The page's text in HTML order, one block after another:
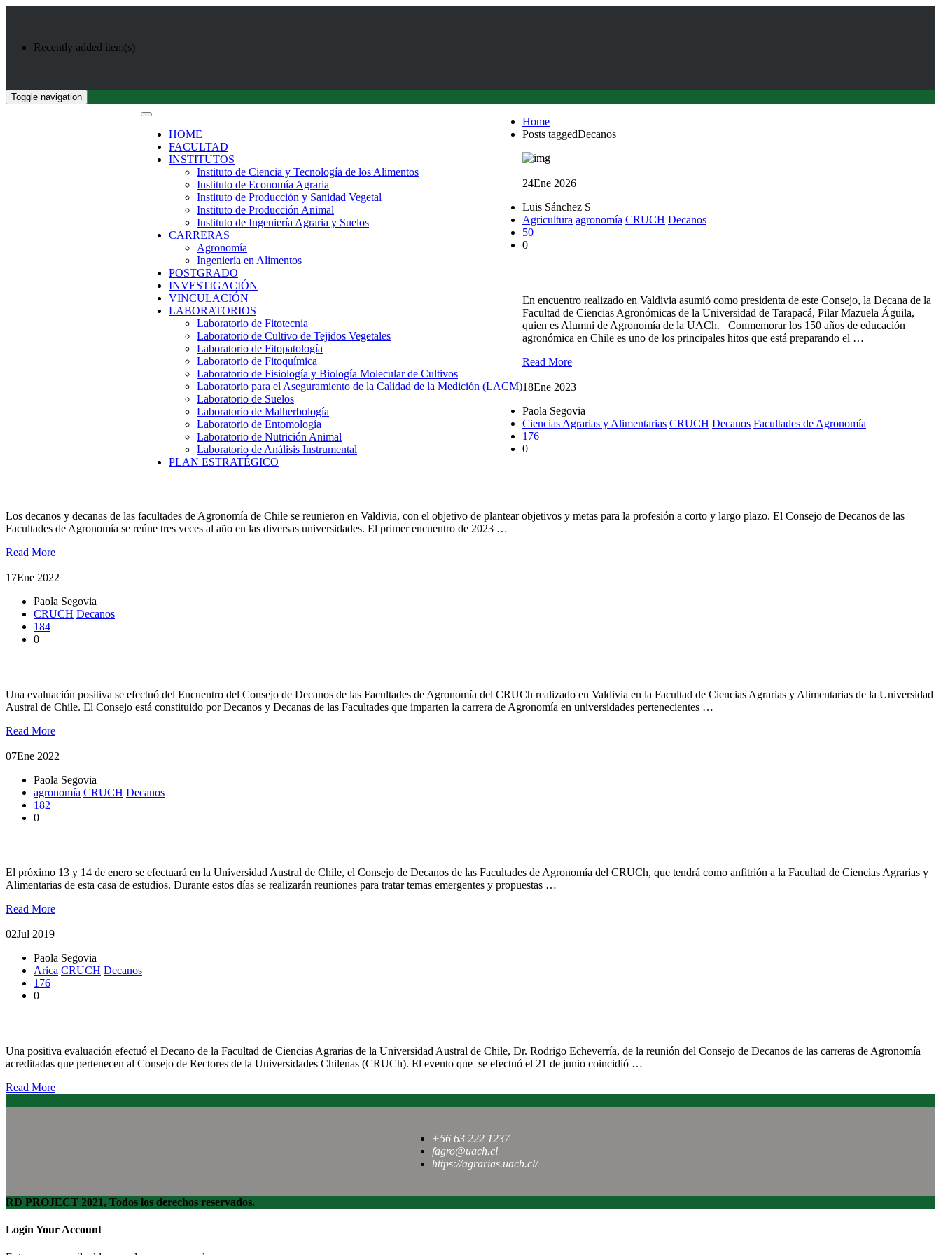
Recently added item(s)
Toggle navigation
HOME
FACULTAD
INSTITUTOS
Instituto de Ciencia y Tecnología de los Alimentos
Instituto de Economía Agraria
Instituto de Producción y Sanidad Vegetal
Instituto de Producción Animal
Instituto de Ingeniería Agraria y Suelos
CARRERAS
Agronomía
Ingeniería en Alimentos
POSTGRADO
INVESTIGACIÓN
VINCULACIÓN
LABORATORIOS
Laboratorio de Fitotecnia
Laboratorio de Cultivo de Tejidos Vegetales
Laboratorio de Fitopatología
Laboratorio de Fitoquímica
Laboratorio de Fisiología y Biología Molecular de Cultivos
Laboratorio para el Aseguramiento de la Calidad de la Medición (LACM)
Laboratorio de Suelos
Laboratorio de Malherbología
Laboratorio de Entomología
Laboratorio de Nutrición Animal
Laboratorio de Análisis Instrumental
PLAN ESTRATÉGICO
Home
Posts taggedDecanos
24Ene 2026
Luis Sánchez S
Agricultura agronomía CRUCH Decanos
50
0
En encuentro realizado en Valdivia asumió como presidenta de este Consejo, la Decana de la
Facultad de Ciencias Agronómicas de la Universidad de Tarapacá, Pilar Mazuela Águila,
quien es Alumni de Agronomía de la UACh. Conmemorar los 150 años de educación
agronómica en Chile es uno de los principales hitos que está preparando el …
Read More
18Ene 2023
Paola Segovia
Ciencias Agrarias y Alimentarias CRUCH Decanos Facultades de Agronomía
176
0
Los decanos y decanas de las facultades de Agronomía de Chile se reunieron en Valdivia, con el objetivo de plantear objetivos y metas para la profesión a corto y largo plazo. El Consejo de Decanos de las
Facultades de Agronomía se reúne tres veces al año en las diversas universidades. El primer encuentro de 2023 …
Read More
17Ene 2022
Paola Segovia
CRUCH Decanos
184
0
Una evaluación positiva se efectuó del Encuentro del Consejo de Decanos de las Facultades de Agronomía del CRUCh realizado en Valdivia en la Facultad de Ciencias Agrarias y Alimentarias de la Universidad
Austral de Chile. El Consejo está constituido por Decanos y Decanas de las Facultades que imparten la carrera de Agronomía en universidades pertenecientes …
Read More
07Ene 2022
Paola Segovia
agronomía CRUCH Decanos
182
0
El próximo 13 y 14 de enero se efectuará en la Universidad Austral de Chile, el Consejo de Decanos de las Facultades de Agronomía del CRUCh, que tendrá como anfitrión a la Facultad de Ciencias Agrarias y
Alimentarias de esta casa de estudios. Durante estos días se realizarán reuniones para tratar temas emergentes y propuestas …
Read More
02Jul 2019
Paola Segovia
Arica CRUCH Decanos
176
0
Una positiva evaluación efectuó el Decano de la Facultad de Ciencias Agrarias de la Universidad Austral de Chile, Dr. Rodrigo Echeverría, de la reunión del Consejo de Decanos de las carreras de Agronomía
acreditadas que pertenecen al Consejo de Rectores de la Universidades Chilenas (CRUCh). El evento que se efectuó el 21 de junio coincidió …
Read More
+56 63 222 1237
fagro@uach.cl
https://agrarias.uach.cl/
RD PROJECT 2021, Todos los derechos reservados.
Login Your Account